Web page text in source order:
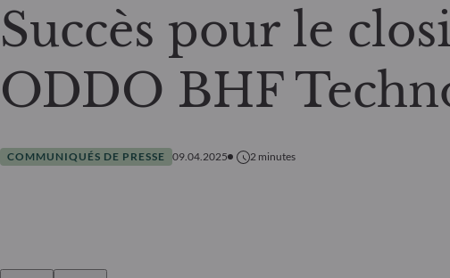
Succès pour le
ODDO BHF
COMMUNIQUÉS DE PRESSE 09.04.2025 2 minutes